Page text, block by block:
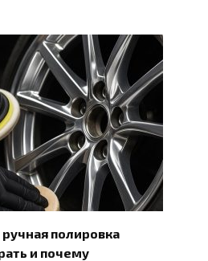
полировка
и почему